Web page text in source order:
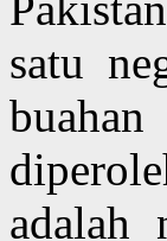
satu
buahan
adalah